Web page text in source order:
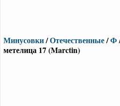
Минусовки/Отечественные/Ф
метелица 17 (Marctin)